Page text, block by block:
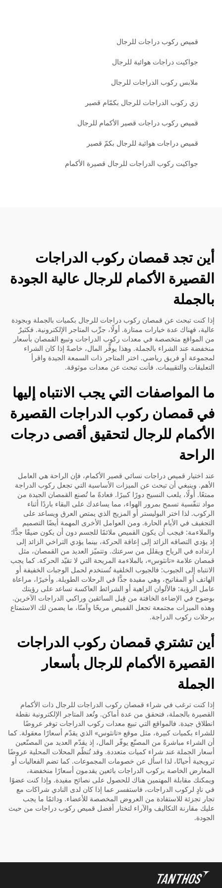
قميص ركوب دراجات للرجال
جواكيت دراجات هوائية للرجال
ملابس ركوب الدراجات للرجال
زي ركوب الدراجات للرجال بكمّام قصير
قميص ركوب دراجات قصير الأكمام للرجال
قميص دراجات هوائية للرجال بكمّ قصير
جواكيت ركوب الدراجات للرجال قصيرة الأكمام
أين تجد قمصان ركوب الدراجات
القصيرة الأكمام للرجال عالية الجودة
بالجملة
إذا كنت تبحث عن قمصان ركوب دراجات للرجال بكميات بالجملة وبجودة
عالية، فهناك عدة خيارات ممتازة. أولًا، جرِّب المتاجر الإلكترونية. فكثيرٌ
من المواقع متخصصة في معدات ركوب الدراجات وتبيع القمصان بأسعار
منخفضة عند الشراء بالجملة. وهذا يوفِّر المال، خاصةً إذا كان الشراء
لمجموعة أو فريق رياضي. اختر المتاجر ذات السمعة الجيدة واقرأ
التعليقات والتقييمات. فأنت تبحث عن معدات موثوقة.
ما المواصفات التي يجب الانتباه إليها
في قمصان ركوب الدراجات القصيرة
الأكمام للرجال لتحقيق أقصى درجات
الراحة
عند اختيار قميص دراجات نسائي قصير الأكمام، فإن الراحة هي العامل
الأهم. وينبغي أن تبحث عن الميزات الأساسية التي تجعل ركوب الدراجة
ممتعًا. أولًا، يلعب النسيج دورًا كبيرًا. فعادةً ما تُصنع القمصان الجيدة من
مواد تنفّسية تسمح بمرور الهواء، مما يساعدك على البقاء باردًا أثناء
الركوب. لذا اختر البوليستر أو المزيج الذي يمتص العرق ويساعد على
التجفيف في الأيام الحارة. ومن العوامل الأخرى المهمة أيضًا التصميم
والملاءمة: فيجب أن يكون القميص ملائمًا للجسم دون أن يكون ضيقًا جدًّا؛
إذ يؤدي التصاقه الزائد إلى إعاقة الحركة، بينما يؤدي التراخي الزائد إلى
ارتداده في الرياح ويقلل من سرعتك. وتتميّز العديد من القمصان، مثل
قمصان علامة «تانثوس»، بالملاءمة المريحة التي لا تقيّد الحركة. كما يجب
الانتباه إلى الجيوب: فالجيوب الخلفية تُستخدم لحمل الوجبات الخفيفة أو
الهاتف أو المفاتيح، وهي مفيدة جدًّا في الرحلات الطويلة. وأخيرًا، مراعاة
عامل الرؤية: فالألوان الزاهية أو الشرائط العاكسة تساعد على رؤيتك
بوضوح في الإضاءة الخافتة من قِبل السائقين وراكبي الدراجات الآخرين.
وهذه الميزات مجتمعة تجعل القميص مريحًا وآمنًا، ما يضمن لك الاستمتاع
برحلات ركوب الدراجة.
أين تشتري قمصان ركوب الدراجات
القصيرة الأكمام للرجال بأسعار
الجملة
إذا كنت ترغب في شراء قمصان ركوب الدراجات للرجال ذات الأكمام
القصيرة بالجملة، فتحقق من عدة أماكن. وتُعد المتاجر الإلكترونية نقطة
انطلاق جيدة. فالمواقع التي تبيع معدات ركوب الدراجات توفر عروضًا
للشراء بكميات كبيرة، مثل موقع «تانثوس» الذي يقدّم أسعارًا معقولة. كما
أن الشراء مباشرةً من المصنّع يوفّر المال، إذ يقدّم العديد من المصنّعين
أسعار الجملة عند شراء كميات متعددة. وقد تُنظّم المحلات المحلية عروضًا
ترويجية أحيانًا، لذا اسأل عن خصومات المجموعات. كما تضم الفعاليات أو
المعارض الخاصة بركوب الدراجات بائعين يقدمون أسعارًا منخفضة،
ويمكنك مقابلة المهتمين هناك للحصول على نصائح مفيدة. وإذا كنت عضوًا
في نادٍ لركوب الدراجات، فاستفسر عما إذا كان لدى النادي شراكات مع
تجار تجزئة للاستفادة من العروض المخصصة للأعضاء. ودائمًا ما يجب
عليك مقارنة التكاليف والآراء لتختار أفضل قميص ركوب دراجات من حيث
الجودة.